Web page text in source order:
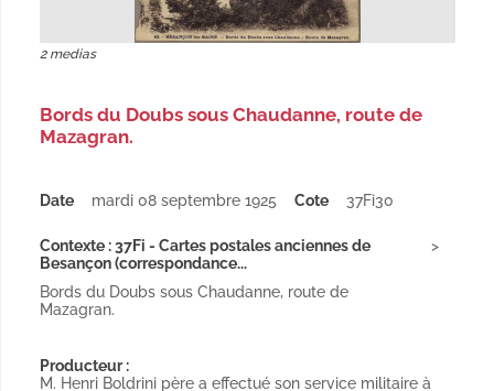
2 medias
Bords du Doubs sous Chaudanne, route de
Mazagran.
Date mardi 08 septembre 1925 Cote 37Fi30
Contexte : 37Fi - Cartes postales anciennes de
Besançon (correspondance...
Bords du Doubs sous Chaudanne, route de
Mazagran.
Producteur :
M. Henri Boldrini père a effectué son service militaire à